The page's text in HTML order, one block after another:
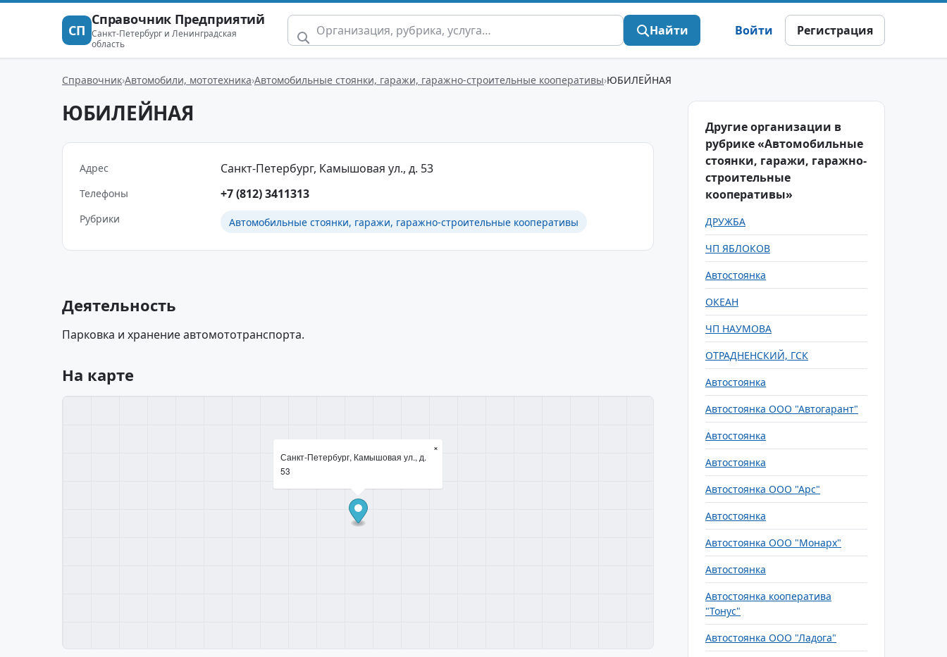
СП
Справочник Предприятий
Санкт-Петербург и Ленинградская
область
Найти Войти Регистрация
Справочник Автомобили, мототехника Автомобильные стоянки, гаражи, гаражно-строительные кооперативы ЮБИЛЕЙНАЯ
ЮБИЛЕЙНАЯ
Адрес Санкт-Петербург, Камышовая ул., д. 53
Телефоны +7 (812) 3411313
Рубрики Автомобильные стоянки, гаражи, гаражно-строительные кооперативы
Деятельность
Парковка и хранение автомототранспорта.
На карте
Санкт-Петербург, Камышовая ул., д.
53
×
Другие организации в
рубрике «Автомобильные
стоянки, гаражи, гаражно-
строительные
кооперативы»
ДРУЖБА
ЧП ЯБЛОКОВ
Автостоянка
ОКЕАН
ЧП НАУМОВА
ОТРАДНЕНСКИЙ, ГСК
Автостоянка
Автостоянка ООО "Автогарант"
Автостоянка
Автостоянка
Автостоянка ООО "Арс"
Автостоянка
Автостоянка ООО "Монарх"
Автостоянка
Автостоянка кооператива
"Тонус"
Автостоянка ООО "Ладога"